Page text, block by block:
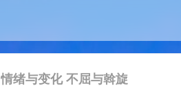
2023/2/8
情绪与变化 不屈与斡旋